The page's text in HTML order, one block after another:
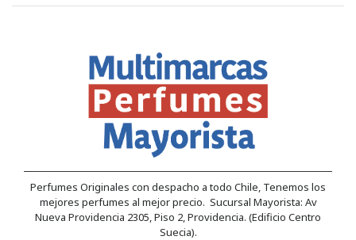
Perfumes Originales con despacho a todo Chile, Tenemos los
mejores perfumes al mejor precio. Sucursal Mayorista: Av
Nueva Providencia 2305, Piso 2, Providencia. (Edificio Centro
Suecia).